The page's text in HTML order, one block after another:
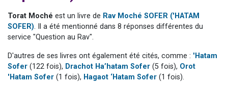
2 personnes viennent de nous rejoindre sur WhatsApp
Malgorzata vient de donner son Maasser
Torat Moché est un livre de Rav Moché SOFER ('HATAM
SOFER). Il a été mentionné dans 8 réponses différentes du
service "Question au Rav".
D'autres de ses livres ont également été cités, comme : 'Hatam
Sofer (122 fois), Drachot Ha’hatam Sofer (5 fois), Orot
'Hatam Sofer (1 fois), Hagaot ‘Hatam Sofer (1 fois).